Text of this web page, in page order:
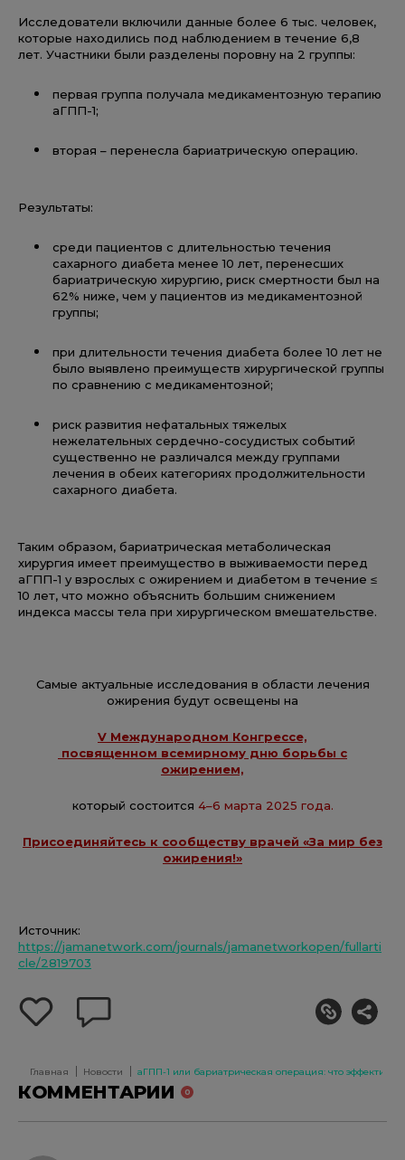
Исследователи включили данные более 6 тыс. человек,
которые находились под наблюдением в течение 6,8
лет. Участники были разделены поровну на 2 группы:
первая группа получала медикаментозную терапию
аГПП-1;
вторая – перенесла бариатрическую операцию.
Результаты:
среди пациентов с длительностью течения
сахарного диабета менее 10 лет, перенесших
бариатрическую хирургию, риск смертности был на
62% ниже, чем у пациентов из медикаментозной
группы;
при длительности течения диабета более 10 лет не
было выявлено преимуществ хирургической группы
по сравнению с медикаментозной;
риск развития нефатальных тяжелых
нежелательных сердечно-сосудистых событий
существенно не различался между группами
лечения в обеих категориях продолжительности
сахарного диабета.
Таким образом, бариатрическая метаболическая
хирургия имеет преимущество в выживаемости перед
аГПП-1 у взрослых с ожирением и диабетом в течение ≤
10 лет, что можно объяснить большим снижением
индекса массы тела при хирургическом вмешательстве.
Самые актуальные исследования в области лечения
ожирения будут освещены на
V Международном Конгрессе,
посвященном всемирному дню борьбы с
ожирением,
который состоится 4–6 марта 2025 года.
Присоединяйтесь к сообществу врачей «За мир без
ожирения!»
Источник:
https://jamanetwork.com/journals/jamanetworkopen/fullarti
cle/2819703
добавить
себе
Главная Новости аГПП-1 или бариатрическая операция: что
КОММЕНТАРИИ 0